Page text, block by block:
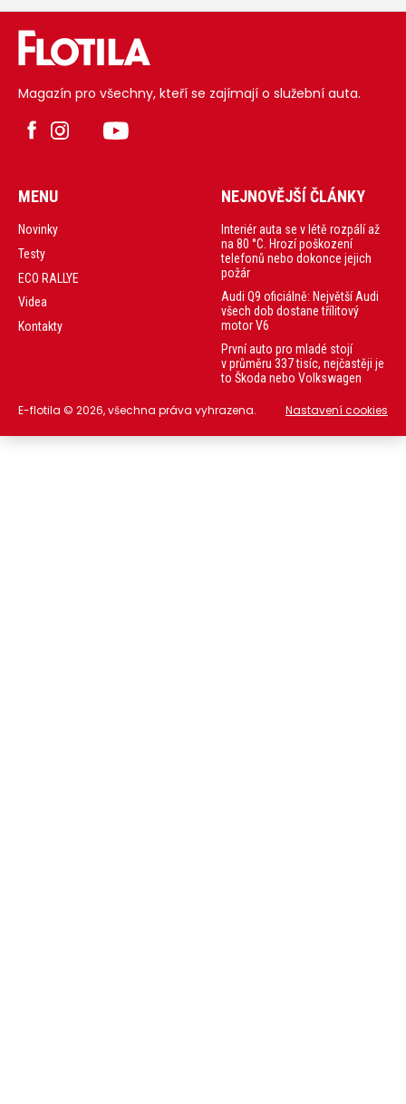
Magazín pro všechny, kteří se zajímají o služební auta.
MENU
Novinky
Testy
ECO RALLYE
Videa
Kontakty
NEJNOVĚJŠÍ ČLÁNKY
Interiér auta se v létě rozpálí až
na 80 °C. Hrozí poškození
telefonů nebo dokonce jejich
požár
Audi Q9 oficiálně: Největší Audi
všech dob dostane třílitový
motor V6
První auto pro mladé stojí
v průměru 337 tisíc, nejčastěji je
to Škoda nebo Volkswagen
E-flotila © 2026, všechna práva vyhrazena. Nastavení cookies